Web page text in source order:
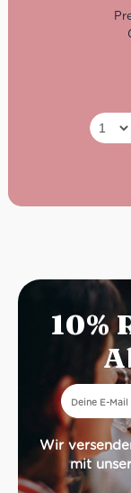
Rezeptur
direkt zu Dir
10%
Wir
mit